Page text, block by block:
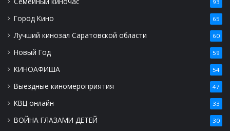
93
Город Кино 65
Лучший кинозал Саратовской области 60
Новый Год 59
КИНОАФИША 54
Выездные киномероприятия 47
КВЦ онлайн 33
ВОЙНА ГЛАЗАМИ ДЕТЕЙ 30